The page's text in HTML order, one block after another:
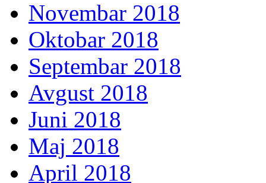
Novembar 2018
Oktobar 2018
Septembar 2018
Avgust 2018
Juni 2018
Maj 2018
April 2018